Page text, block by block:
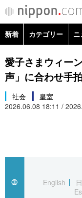
カテゴリー
国際
アーカイブ
Japan Data
新着 カテゴリー ニ
政治・外交
経済・ビジネス
国際・海外
文化
科学・技術
愛子さまウィー
声」に合わせ手
社会
皇室
2026.06.08 18:11 /
English